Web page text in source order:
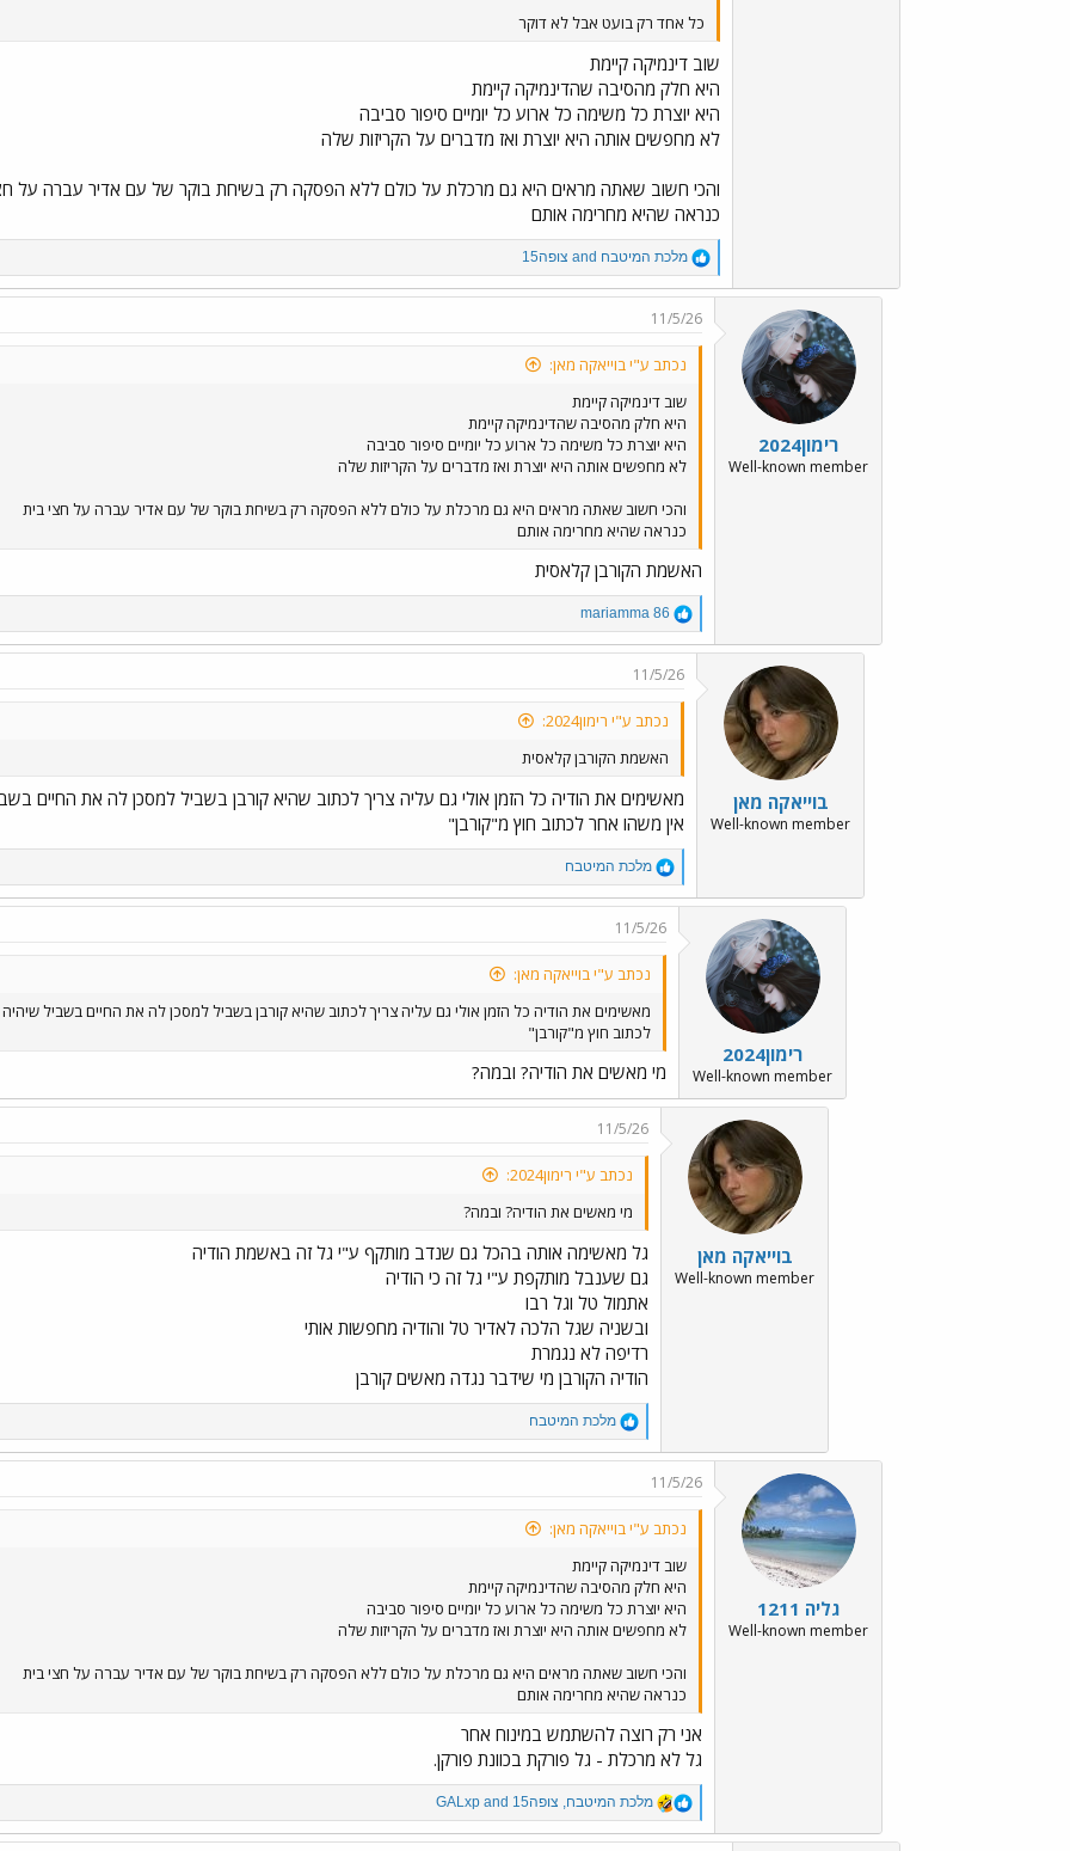
כל אחד רק בועט אבל לא דוקר
שוב דינמיקה קיימת
היא חלק מהסיבה שהדינמיקה קיימת
היא יוצרת כל משימה כל ארוע כל יומיים סיפור סביבה
לא מחפשים אותה היא יוצרת ואז מדברים על הקריזות שלה
והכי חשוב שאתה מראים היא גם מרכלת על כולם ללא הפסקה רק בשיחת בוקר של עם אדיר עברה על
כנראה שהיא מחרימה אותם
R
e
a
c
o
s
מלכת המיטבח צופה15
רימון2024
Well-known member
11/5/26
נכתב ע"י בוייאקה מאן:
שוב דינמיקה קיימת
היא חלק מהסיבה שהדינמיקה קיימת
היא יוצרת כל משימה כל ארוע כל יומיים סיפור סביבה
לא מחפשים אותה היא יוצרת ואז מדברים על הקריזות שלה
והכי חשוב שאתה מראים היא גם מרכלת על כולם ללא הפסקה רק בשיחת בוקר של עם אדיר עברה על חצי בית
כנראה שהיא מחרימה אותם
האשמת הקורבן קלאסית
R
e
a
c
o
s
mariamma 86
בוייאקה מאן
Well-known member
11/5/26
נכתב ע"י רימון2024:
האשמת הקורבן קלאסית
מאשימים את הודיה כל הזמן אולי גם עליה צריך לכתוב שהיא קורבן בשביל למסכן לה את החיים
אין משהו אחר לכתוב חוץ מ"קורבן"
R
e
a
c
o
s
:
מלכת המיטבח
רימון2024
Well-known member
11/5/26
נכתב ע"י בוייאקה מאן:
מאשימים את הודיה כל הזמן אולי גם עליה צריך לכתוב שהיא קורבן בשביל למסכן לה את החיים בשביל
לכתוב חוץ מ"קורבן"
מי מאשים את הודיה? ובמה?
בוייאקה מאן
Well-known member
11/5/26
נכתב ע"י רימון2024:
מי מאשים את הודיה? ובמה?
גל מאשימה אותה בהכל גם שנדב מותקף ע"י גל זה באשמת הודיה
גם שענבל מותקפת ע"י גל זה כי הודיה
אתמול טל וגל רבו
ובשניה שגל הלכה לאדיר טל והודיה מחפשות אותי
רדיפה לא נגמרת
הודיה הקורבן מי שידבר נגדה מאשים קורבן
R
e
a
o
s
מלכת המיטבח
גליה 1211
Well-known member
11/5/26
נכתב ע"י בוייאקה מאן:
שוב דינמיקה קיימת
היא חלק מהסיבה שהדינמיקה קיימת
היא יוצרת כל משימה כל ארוע כל יומיים סיפור סביבה
לא מחפשים אותה היא יוצרת ואז מדברים על הקריזות שלה
והכי חשוב שאתה מראים היא גם מרכלת על כולם ללא הפסקה רק בשיחת בוקר של עם אדיר עברה על חצי בית
כנראה שהיא מחרימה אותם
אני רק רוצה להשתמש במינוח אחר
גל לא מרכלת - גל פורקת בכוונת פורקן.
R
e
a
מלכת המיטבח, צופה15 GALxp